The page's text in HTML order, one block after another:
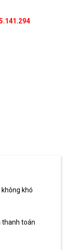
khó
thanh toán